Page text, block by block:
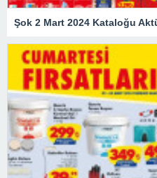
Şok 2 Mart 2024 Kataloğu